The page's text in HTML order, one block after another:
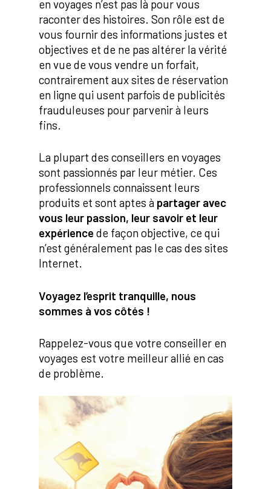
en voyages n’est pas là pour vous
raconter des histoires. Son rôle est de
vous fournir des informations justes et
objectives et de ne pas altérer la vérité
en vue de vous vendre un forfait,
contrairement aux sites de réservation
en ligne qui usent parfois de publicités
frauduleuses pour parvenir à leurs
fins.
La plupart des conseillers en voyages
sont passionnés par leur métier. Ces
professionnels connaissent leurs
produits et sont aptes à partager avec
vous leur passion, leur savoir et leur
expérience de façon objective, ce qui
n’est généralement pas le cas des sites
Internet.
Voyagez l’esprit tranquille, nous
sommes à vos côtés !
Rappelez-vous que votre conseiller en
voyages est votre meilleur allié en cas
de problème.